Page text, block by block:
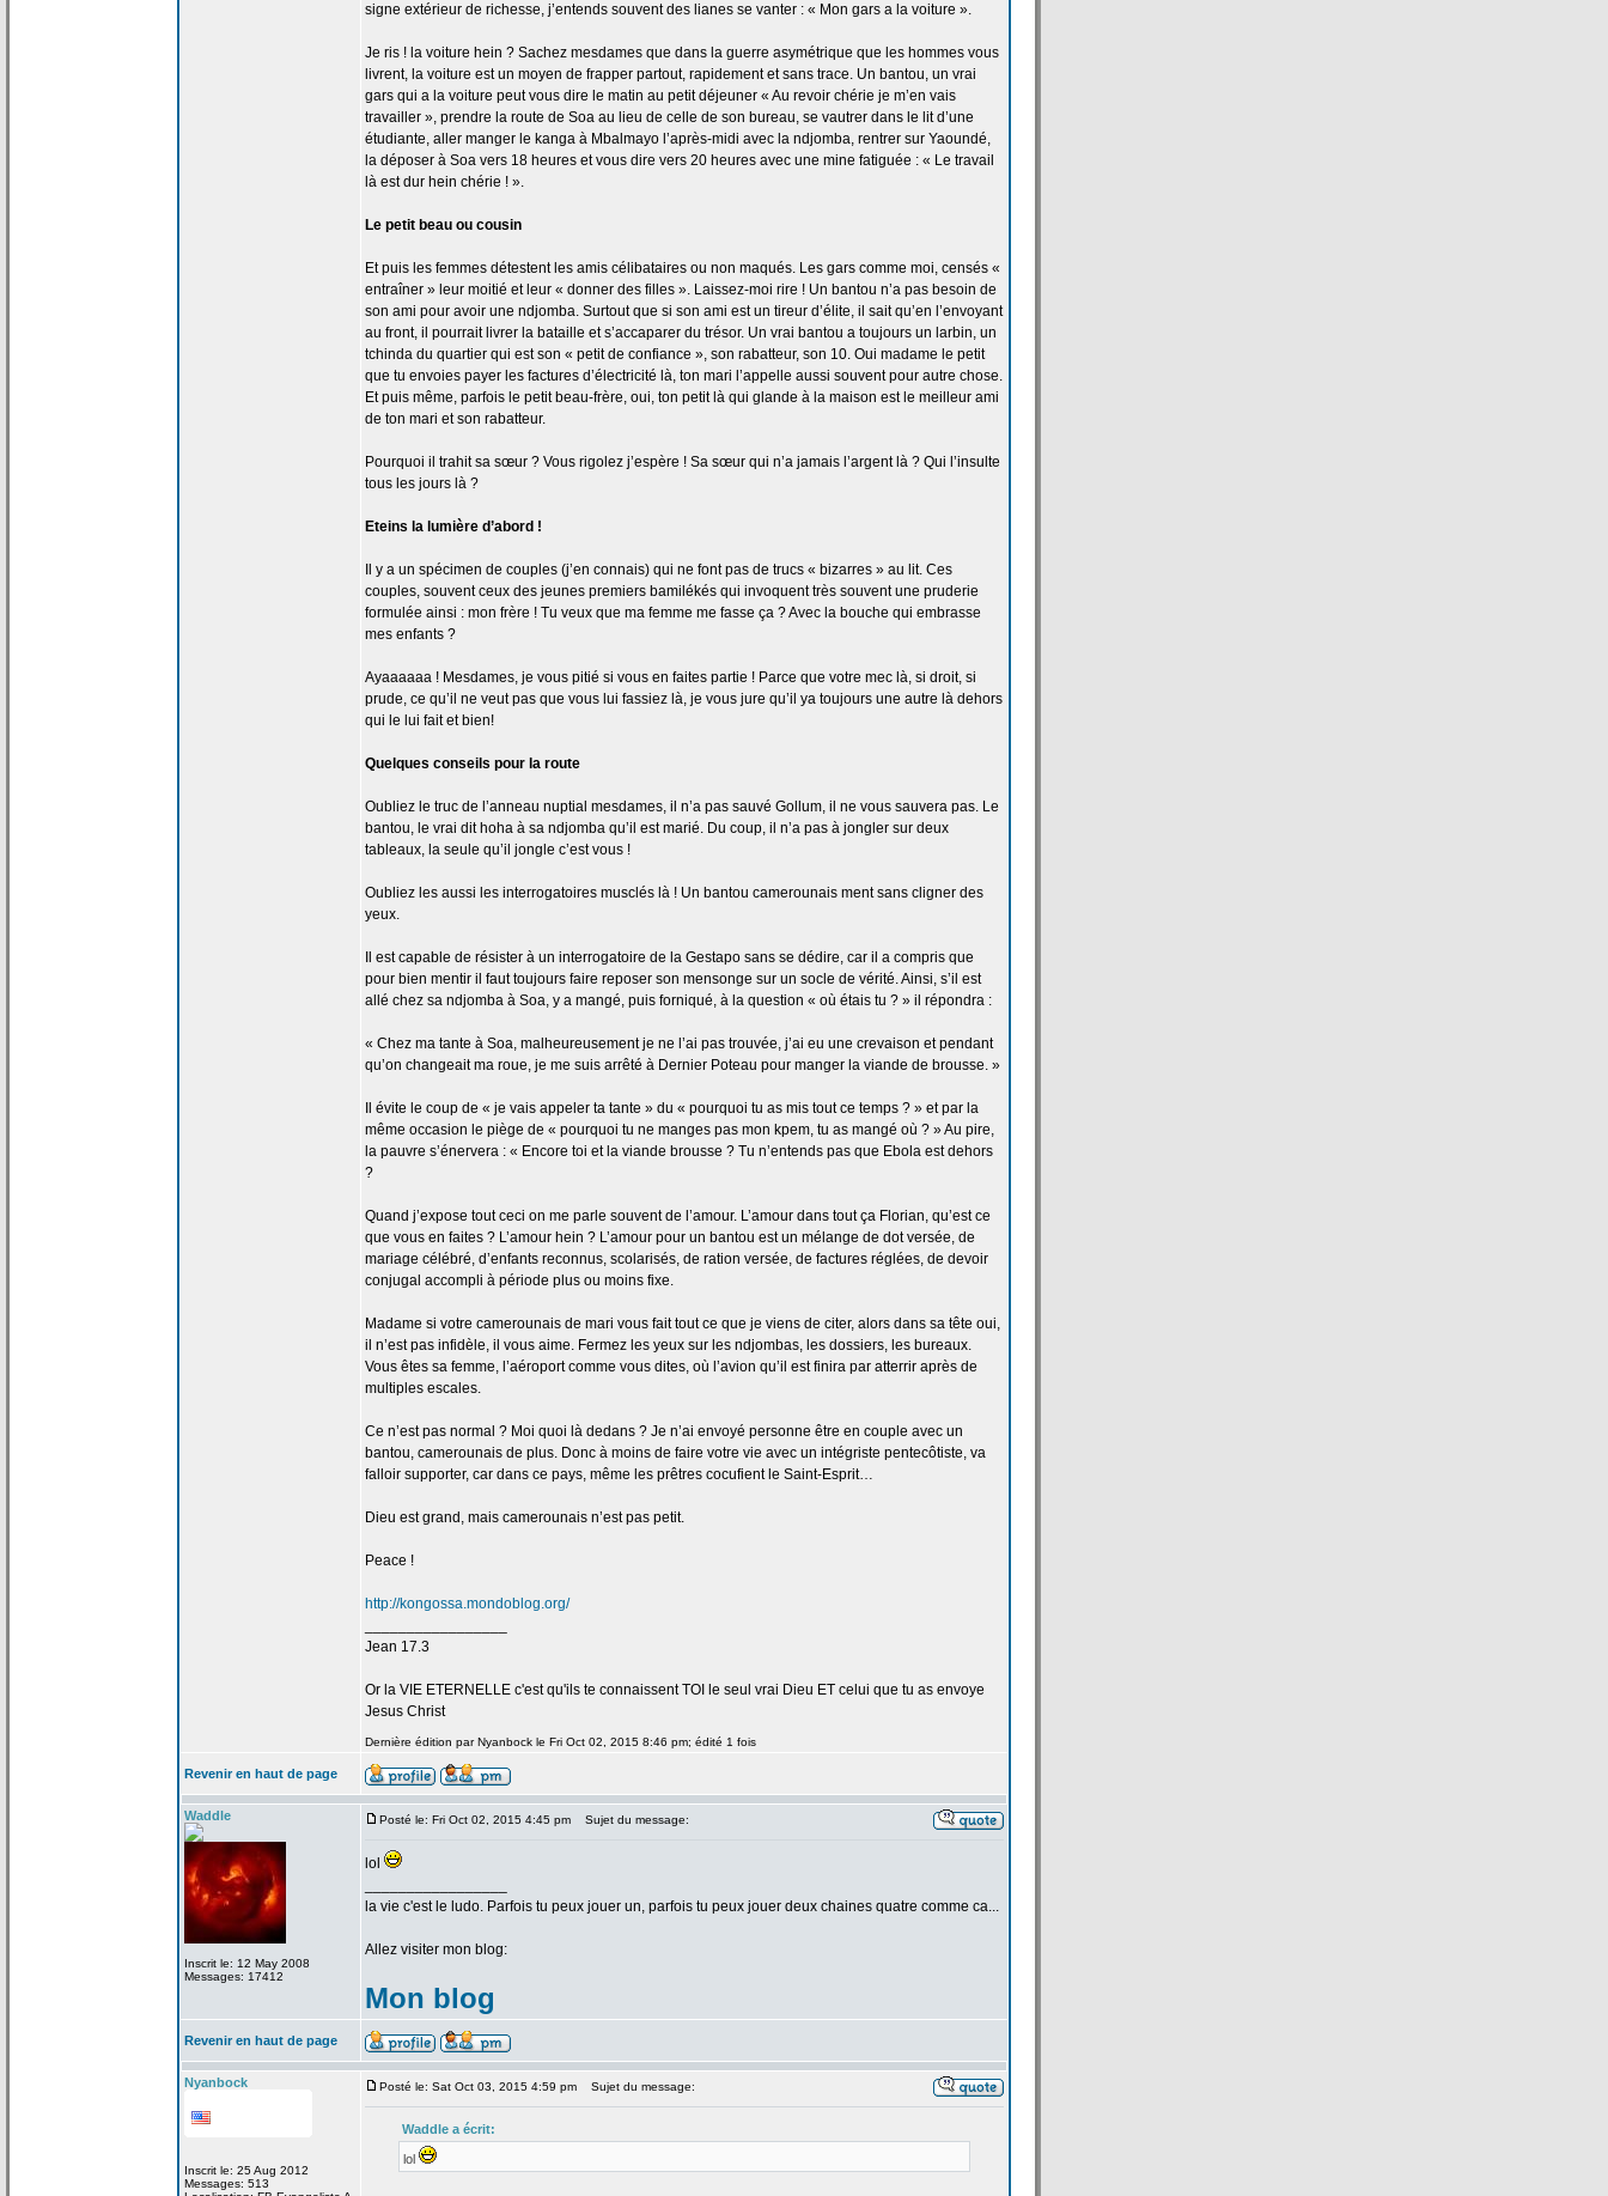
signe extérieur de richesse, j’entends souvent des lianes se vanter : « Mon gars a la voiture ».
Je ris ! la voiture hein ? Sachez mesdames que dans la guerre asymétrique que les hommes vous
livrent, la voiture est un moyen de frapper partout, rapidement et sans trace. Un bantou, un vrai
gars qui a la voiture peut vous dire le matin au petit déjeuner « Au revoir chérie je m’en vais
travailler », prendre la route de Soa au lieu de celle de son bureau, se vautrer dans le lit d’une
étudiante, aller manger le kanga à Mbalmayo l’après-midi avec la ndjomba, rentrer sur Yaoundé,
la déposer à Soa vers 18 heures et vous dire vers 20 heures avec une mine fatiguée : « Le travail
là est dur hein chérie ! ».
Le petit beau ou cousin
Et puis les femmes détestent les amis célibataires ou non maqués. Les gars comme moi, censés «
entraîner » leur moitié et leur « donner des filles ». Laissez-moi rire ! Un bantou n’a pas besoin de
son ami pour avoir une ndjomba. Surtout que si son ami est un tireur d’élite, il sait qu’en l’envoyant
au front, il pourrait livrer la bataille et s’accaparer du trésor. Un vrai bantou a toujours un larbin, un
tchinda du quartier qui est son « petit de confiance », son rabatteur, son 10. Oui madame le petit
que tu envoies payer les factures d’électricité là, ton mari l’appelle aussi souvent pour autre chose.
Et puis même, parfois le petit beau-frère, oui, ton petit là qui glande à la maison est le meilleur ami
de ton mari et son rabatteur.
Pourquoi il trahit sa sœur ? Vous rigolez j’espère ! Sa sœur qui n’a jamais l’argent là ? Qui l’insulte
tous les jours là ?
Eteins la lumière d’abord !
Il y a un spécimen de couples (j’en connais) qui ne font pas de trucs « bizarres » au lit. Ces
couples, souvent ceux des jeunes premiers bamilékés qui invoquent très souvent une pruderie
formulée ainsi : mon frère ! Tu veux que ma femme me fasse ça ? Avec la bouche qui embrasse
mes enfants ?
Ayaaaaaa ! Mesdames, je vous pitié si vous en faites partie ! Parce que votre mec là, si droit, si
prude, ce qu’il ne veut pas que vous lui fassiez là, je vous jure qu’il ya toujours une autre là dehors
qui le lui fait et bien!
Quelques conseils pour la route
Oubliez le truc de l’anneau nuptial mesdames, il n’a pas sauvé Gollum, il ne vous sauvera pas. Le
bantou, le vrai dit hoha à sa ndjomba qu’il est marié. Du coup, il n’a pas à jongler sur deux
tableaux, la seule qu’il jongle c’est vous !
Oubliez les aussi les interrogatoires musclés là ! Un bantou camerounais ment sans cligner des
yeux.
Il est capable de résister à un interrogatoire de la Gestapo sans se dédire, car il a compris que
pour bien mentir il faut toujours faire reposer son mensonge sur un socle de vérité. Ainsi, s’il est
allé chez sa ndjomba à Soa, y a mangé, puis forniqué, à la question « où étais tu ? » il répondra :
« Chez ma tante à Soa, malheureusement je ne l’ai pas trouvée, j’ai eu une crevaison et pendant
qu’on changeait ma roue, je me suis arrêté à Dernier Poteau pour manger la viande de brousse. »
Il évite le coup de « je vais appeler ta tante » du « pourquoi tu as mis tout ce temps ? » et par la
même occasion le piège de « pourquoi tu ne manges pas mon kpem, tu as mangé où ? » Au pire,
la pauvre s’énervera : « Encore toi et la viande brousse ? Tu n’entends pas que Ebola est dehors
?
Quand j’expose tout ceci on me parle souvent de l’amour. L’amour dans tout ça Florian, qu’est ce
que vous en faites ? L’amour hein ? L’amour pour un bantou est un mélange de dot versée, de
mariage célébré, d’enfants reconnus, scolarisés, de ration versée, de factures réglées, de devoir
conjugal accompli à période plus ou moins fixe.
Madame si votre camerounais de mari vous fait tout ce que je viens de citer, alors dans sa tête oui,
il n’est pas infidèle, il vous aime. Fermez les yeux sur les ndjombas, les dossiers, les bureaux.
Vous êtes sa femme, l’aéroport comme vous dites, où l’avion qu’il est finira par atterrir après de
multiples escales.
Ce n’est pas normal ? Moi quoi là dedans ? Je n’ai envoyé personne être en couple avec un
bantou, camerounais de plus. Donc à moins de faire votre vie avec un intégriste pentecôtiste, va
falloir supporter, car dans ce pays, même les prêtres cocufient le Saint-Esprit…
Dieu est grand, mais camerounais n’est pas petit.
Peace !
http://kongossa.mondoblog.org/
Jean 17.3
Or la VIE ETERNELLE c'est qu'ils te connaissent TOI le seul vrai Dieu ET celui que tu as envoye
Jesus Christ
Dernière édition par Nyanbock le Fri Oct 02, 2015 8:46 pm; édité 1 fois
Revenir en haut de page
Waddle
Inscrit le: 12 May 2008
Messages: 17412
Posté le: Fri Oct 02, 2015 4:45 pm Sujet du message:
lol
la vie c'est le ludo. Parfois tu peux jouer un, parfois tu peux jouer deux chaines quatre comme ca...
Allez visiter mon blog:
Mon blog
Revenir en haut de page
Nyanbock
Inscrit le: 25 Aug 2012
Messages: 513
Posté le: Sat Oct 03, 2015 4:59 pm Sujet du message:
Waddle a écrit:
lol